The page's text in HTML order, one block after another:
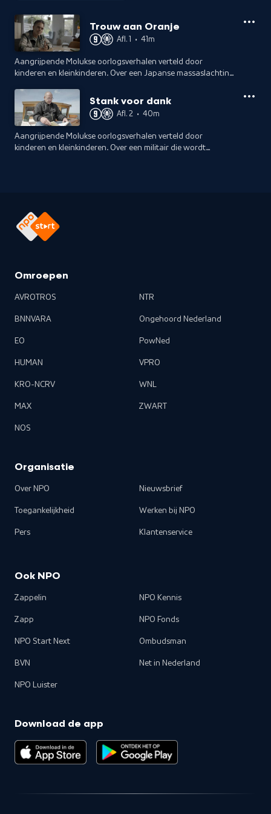
Trouw aan Oranje
Afl. 1 • 41m
Aangrijpende Molukse oorlogsverhalen verteld door
kinderen en kleinkinderen. Over een Japanse massaslachting
meevecht tegen de Japanners.Stank voor dank
Afl. 2 • 40m
Aangrijpende Molukse oorlogsverhalen verteld door
kinderen en kleinkinderen. Over een militair die wordt
Omroepen
AVROTROS
BNNVARA
EO
HUMAN
KRO-NCRV
MAX
NOS
NTR
Ongehoord Nederland
PowNed
VPRO
WNL
ZWART
Organisatie
Over NPO
Toegankelijkheid
Pers
Nieuwsbrief
Werken bij NPO
Klantenservice
Ook NPO
Zappelin
Zapp
NPO Start Next
BVN
NPO Luister
NPO Kennis
NPO Fonds
Ombudsman
Net in Nederland
Download de app